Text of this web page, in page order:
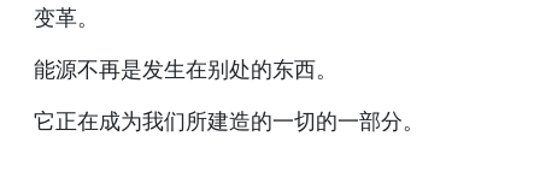
变革。
能源不再是发生在别处的东西。
它正在成为我们所建造的一切的一部分。